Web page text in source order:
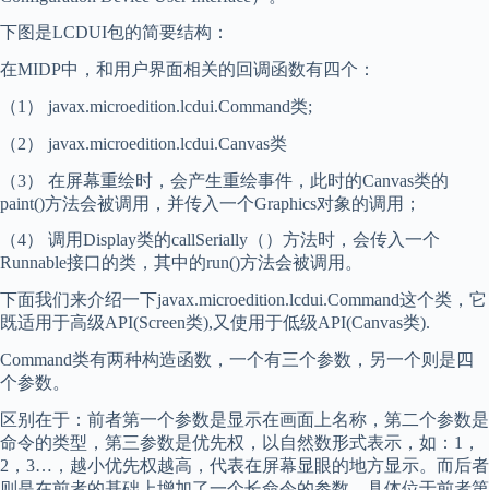
下图是LCDUI包的简要结构：
在MIDP中，和用户界面相关的回调函数有四个：
（1） javax.microedition.lcdui.Command类;
（2） javax.microedition.lcdui.Canvas类
（3） 在屏幕重绘时，会产生重绘事件，此时的Canvas类的
paint()方法会被调用，并传入一个Graphics对象的调用；
（4） 调用Display类的callSerially（）方法时，会传入一个
Runnable接口的类，其中的run()方法会被调用。
下面我们来介绍一下javax.microedition.lcdui.Command这个类，它
既适用于高级API(Screen类),又使用于低级API(Canvas类).
Command类有两种构造函数，一个有三个参数，另一个则是四
个参数。
区别在于：前者第一个参数是显示在画面上名称，第二个参数是
命令的类型，第三参数是优先权，以自然数形式表示，如：1，
2，3…，越小优先权越高，代表在屏幕显眼的地方显示。而后者